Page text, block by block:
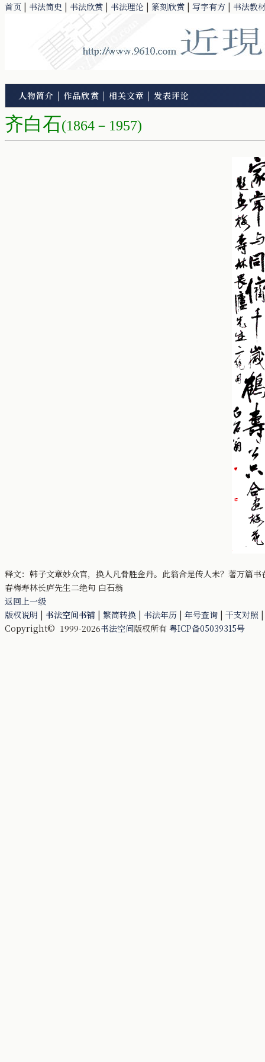
首页 | 书法简史 | 书法欣赏 | 书法理论 | 篆刻欣赏 | 写字有方 | 书法教
人物简介 | 作品欣赏 | 相关文章 | 发表评论
齐白石(1864－1957)
释文：韩子文章妙众官，换人凡骨胜金丹。此翁合是传人未？著万篇
春梅寿林长庐先生二绝句 白石翁
返回上一级
版权说明 | 书法空间书铺 | 繁简转换 | 书法年历 | 年号查询 | 干支对照
Copyright© 1999-2026书法空间版权所有 粤ICP备05039315号